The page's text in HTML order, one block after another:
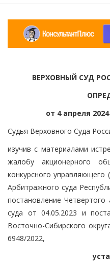
ВЕРХОВНЫЙ СУД
от 4 апреля
Судья Верховного Суда
изучив с материалами
жалобу акционерного
конкурсного управляющего
Арбитражного суда
постановление
суда от 04.05.2023 и
Восточно-Сибирского
6948/2022,